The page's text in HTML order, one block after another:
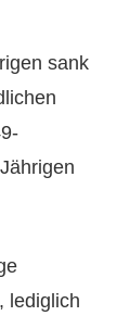
sank
lediglich